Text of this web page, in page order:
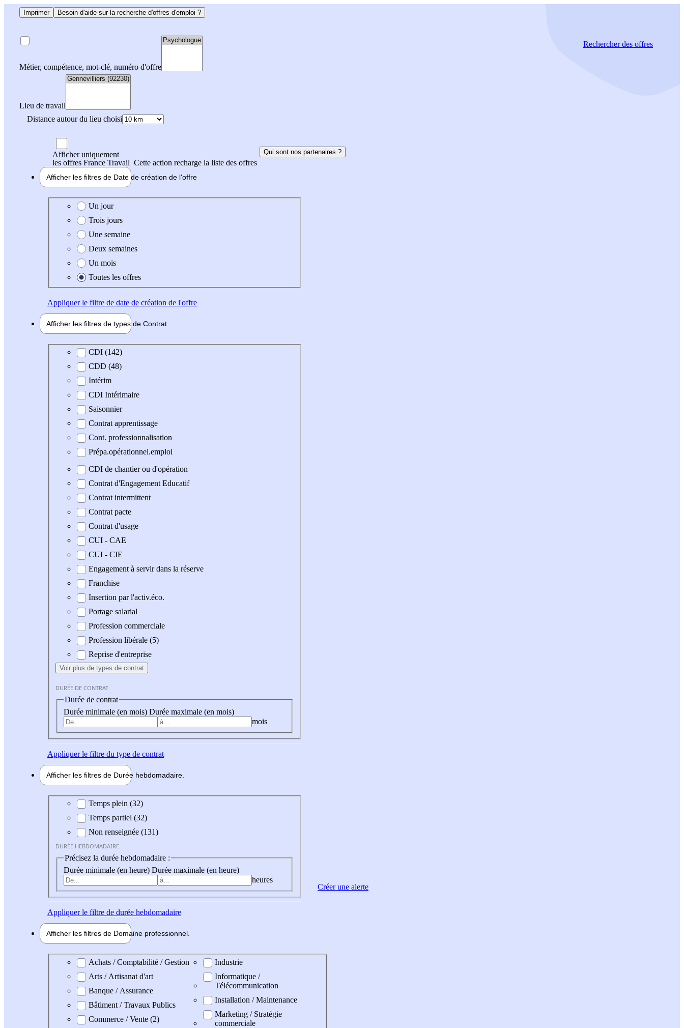
Imprimer Besoin d'aide sur la recherche d'offres d'emploi ?
Métier, compétence, mot-clé, numéro d'offre
Lieu de travail
Distance autour du lieu choisi
Rechercherdes offres
Afficher uniquement
les offres France Travail Cette action recharge la liste des offres
Qui sont nos partenaires ?
Afficher les filtres de Date de création de l'offre
Date de création de l'offre
Un jour
Trois jours
Une semaine
Deux semaines
Un mois
Toutes les offres
Appliquerle filtre de date de création de l'offre
Afficher les filtres de types de Contrat
Type de contratCDI (142)
CDD (48)
Intérim
CDI Intérimaire
Saisonnier
Contrat apprentissage
Cont. professionnalisation
Prépa.opérationnel.emploi
CDI de chantier ou d'opération
Contrat d'Engagement Educatif
Contrat intermittent
Contrat pacte
Contrat d'usage
CUI - CAE
CUI - CIE
Engagement à servir dans la réserve
Franchise
Insertion par l'activ.éco.
Portage salarial
Profession commerciale
Profession libérale (5)
Reprise d'entreprise
Voir plus de types de contrat
DURÉE DE CONTRAT
Durée de contrat
Durée minimale (en mois) Durée maximale (en mois)
mois
Appliquerle filtre du type de contrat
Afficher les filtres de Durée hebdomadaire
Durée hebdomadaire
Temps plein (32)
Temps partiel (32)
Non renseignée (131)
DURÉE HEBDOMADAIRE
Précisez la durée hebdomadaire :
Durée minimale (en heure) Durée maximale (en heure)
heures
Appliquerle filtre de durée hebdomadaire
Afficher les filtres de Domaine professionnel
Domaine professionel
Achats / Comptabilité / Gestion
Arts / Artisanat d'art
Banque / Assurance
Bâtiment / Travaux Publics
Commerce / Vente (2)
Industrie
Informatique /
Télécommunication
Installation / Maintenance
Marketing / Stratégie
commerciale
Créer une alerte